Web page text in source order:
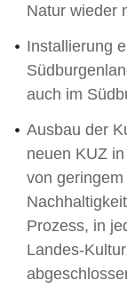
Natur wieder
Installierung
auch im
Ausbau der
neuen KUZ
von
Prozess, in
Landes-